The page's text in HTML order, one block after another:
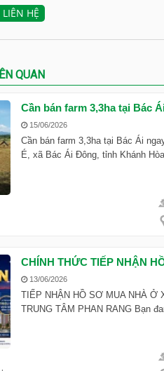
QUAN
Cần bán farm 3,3ha tại Bác
15/06/2026
Cần bán farm 3,3ha tại Bác Ái
É, xã Bác Ái Đông, tỉnh Khánh
CHÍNH THỨC TIẾP NHẬN
13/06/2026
TIẾP NHẬN HỒ SƠ MUA NHÀ Ở
TRUNG TÂM PHAN RANG Bạn